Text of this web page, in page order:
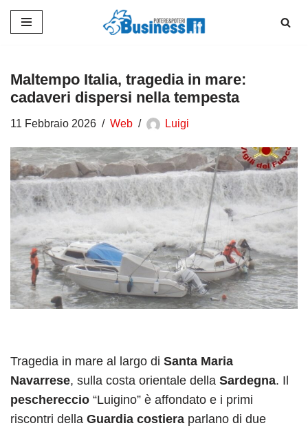
contenuto
Maltempo Italia, tragedia in mare:
cadaveri dispersi nella tempesta
11 Febbraio 2026 Web Luigi
Tragedia in mare al largo di Santa Maria
Navarrese, sulla costa orientale della Sardegna. Il
peschereccio “Luigino” è affondato e i primi
riscontri della Guardia costiera parlano di due